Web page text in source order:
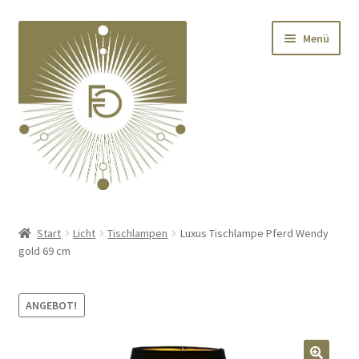
Navigation
springen
springen
Menü
Deko
Textilien
Start Licht Tischlampen
Luxus Tischlampe Pferd Wendy
gold 69 cm
ANGEBOT!